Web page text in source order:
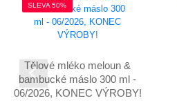
SLEVA 50%
Tělové mléko meloun &
bambucké máslo 300 ml -
06/2026, KONEC VÝROBY!